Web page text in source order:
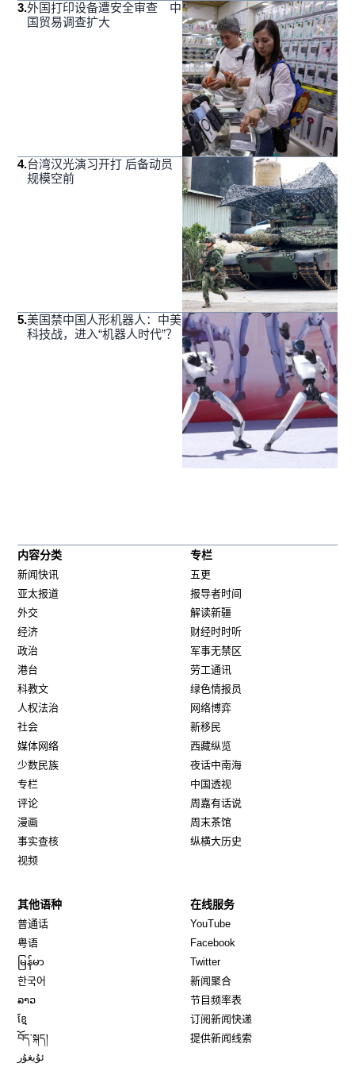
3.外国打印设备遭安全审查 中
国贸易调查扩大
4.台湾汉光演习开打 后备动员
规模空前
5.美国禁中国人形机器人：中美
科技战，进入“机器人时代”？
内容分类
新闻快讯
亚太报道
外交
经济
政治
港台
科教文
人权法治
社会
媒体网络
少数民族
专栏
评论
漫画
事实查核
视频
专栏
五更
报导者时间
解读新疆
财经时时听
军事无禁区
劳工通讯
绿色情报员
网络博弈
新移民
西藏纵览
夜话中南海
中国透视
周嘉有话说
周末茶馆
纵横大历史
其他语种
普通话
粤语
မြန်မာ
한국어
ລາວ
ខ្មែ
བོད་སྐད།
ئۇيغۇر
在线服务
YouTube
Facebook
TwitterOpens in new window
新闻聚合
节目频率表
订阅新闻快递
提供新闻线索